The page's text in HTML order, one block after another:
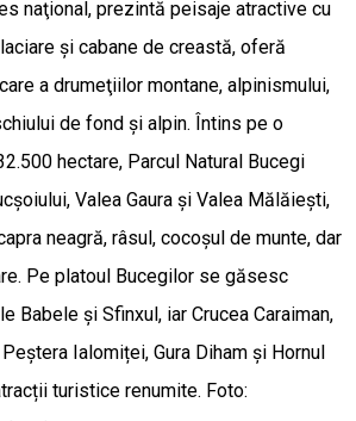
naţional, prezintă peisaje atractive cu
şi cabane de creastă, oferă
a drumeţiilor montane, alpinismului,
de fond şi alpin. Întins pe o
hectare, Parcul Natural Bucegi
Valea Gaura şi Valea Mălăieşti,
neagră, râsul, cocoşul de munte, dar
Pe platoul Bucegilor se găsesc
Babele şi Sfinxul, iar Crucea Caraiman,
Ialomiței, Gura Diham și Hornul
turistice renumite. Foto: